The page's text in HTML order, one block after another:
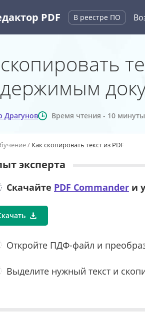
PDF В реестре ПО
Драгунов Время чтения - 10 минуты
Как скопировать текст из PDF
эксперта
Скачайте PDF Commander и
Откройте ПДФ-файл и
Выделите нужный текст и